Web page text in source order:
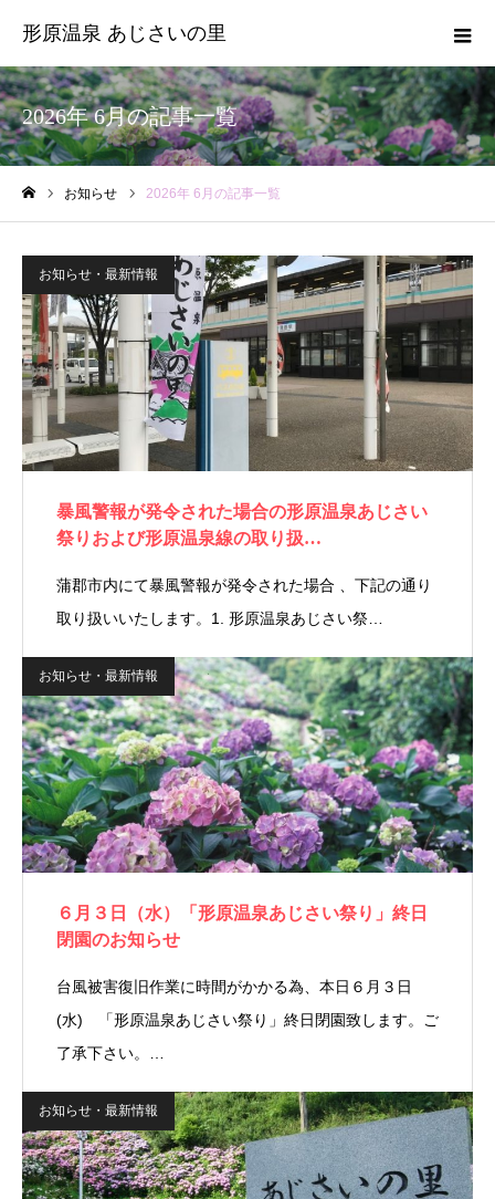
形原温泉 あじさいの里
2026年 6月の記事一覧
お知らせ 2026年 6月の記事一覧
お知らせ・最新情報
暴風警報が発令された場合の形原温泉あじさい
祭りおよび形原温泉線の取り扱…
蒲郡市内にて暴風警報が発令された場合 、下記の通り
取り扱いいたします。1. 形原温泉あじさい祭…
お知らせ・最新情報
６月３日（水）「形原温泉あじさい祭り」終日
閉園のお知らせ
台風被害復旧作業に時間がかかる為、本日６月３日
(水) 「形原温泉あじさい祭り」終日閉園致します。ご
了承下さい。…
お知らせ・最新情報